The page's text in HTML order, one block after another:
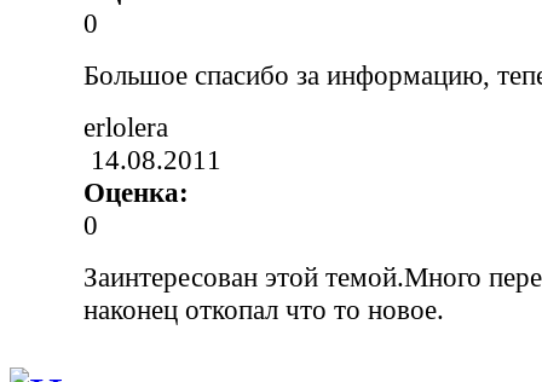
0
Большое спасибо за информацию,
erlolera
14.08.2011
Оценка:
0
Заинтересован этой темой.Много
наконец откопал что то новое.